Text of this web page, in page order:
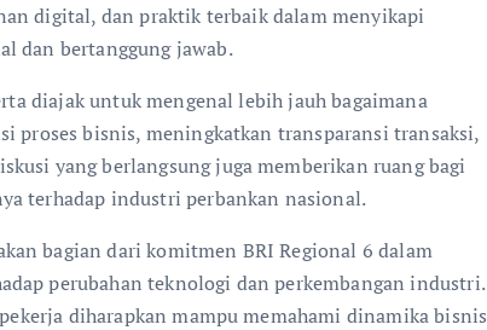
digital, dan praktik terbaik dalam menyikapi
dan bertanggung jawab.
diajak untuk mengenal lebih jauh bagaimana
proses bisnis, meningkatkan transparansi transaksi,
yang berlangsung juga memberikan ruang bagi
terhadap industri perbankan nasional.
bagian dari komitmen BRI Regional 6 dalam
perubahan teknologi dan perkembangan industri.
diharapkan mampu memahami dinamika bisnis